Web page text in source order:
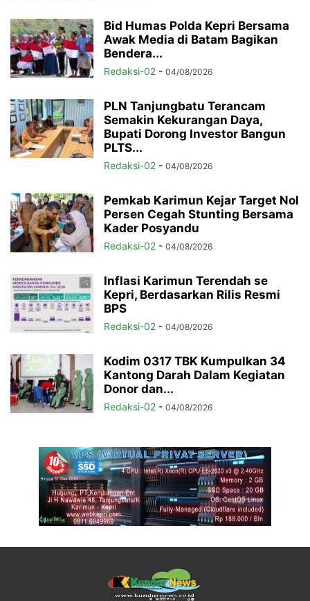
Bid Humas Polda Kepri Bersama
Awak Media di Batam Bagikan
Bendera...
Redaksi-02 - 04/08/2026
PLN Tanjungbatu Terancam
Semakin Kekurangan Daya,
Bupati Dorong Investor Bangun
PLTS...
Redaksi-02 - 04/08/2026
Pemkab Karimun Kejar Target Nol
Persen Cegah Stunting Bersama
Kader Posyandu
Redaksi-02 - 04/08/2026
Inflasi Karimun Terendah se
Kepri, Berdasarkan Rilis Resmi
BPS
Redaksi-02 - 04/08/2026
Kodim 0317 TBK Kumpulkan 34
Kantong Darah Dalam Kegiatan
Donor dan...
Redaksi-02 - 04/08/2026